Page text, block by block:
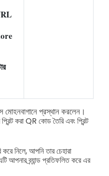
মোহনবাগানে প্রস্থান করলেন।
করা QR কোড তৈরি এবং প্রিন্ট
নিলে, আপনি তার চেহারা
আপনার ব্র্যান্ড প্রতিফলিত করে এর